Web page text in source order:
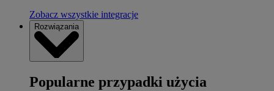
Zobacz wszystkie integracje
Rozwiązania
Popularne przypadki użycia